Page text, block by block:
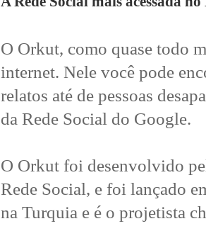
O Orkut, como quase todo
internet. Nele você pode
relatos até de pessoas
da Rede Social do Google.
O Orkut foi desenvolvido
Rede Social, e foi lançado
na Turquia e é o projetista